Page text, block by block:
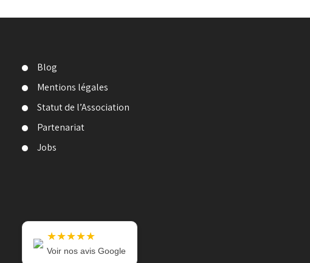
Blog
Mentions légales
Statut de l’Association
Partenariat
Jobs
★★★★★
Voir nos avis Google